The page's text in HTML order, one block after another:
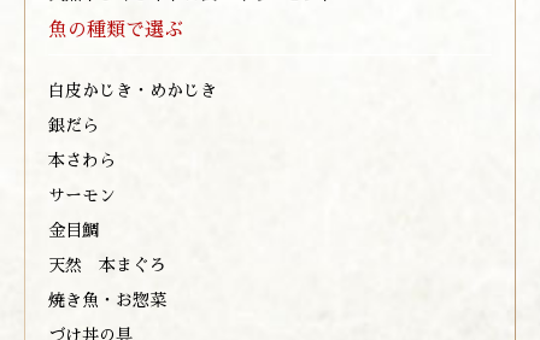
魚の種類で選ぶ
白皮かじき・めかじき
銀だら
本さわら
サーモン
金目鯛
天然 本まぐろ
焼き魚・お惣菜
づけ丼の具